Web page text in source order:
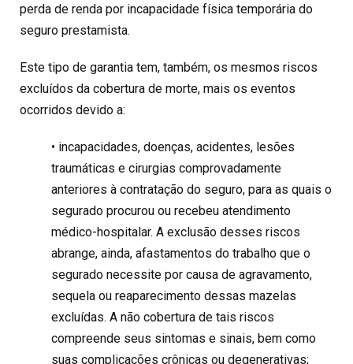
perda de renda por incapacidade física temporária do
seguro prestamista.
Este tipo de garantia tem, também, os mesmos riscos
excluídos da cobertura de morte, mais os eventos
ocorridos devido a:
• incapacidades, doenças, acidentes, lesões
traumáticas e cirurgias comprovadamente
anteriores à contratação do seguro, para as quais o
segurado procurou ou recebeu atendimento
médico-hospitalar. A exclusão desses riscos
abrange, ainda, afastamentos do trabalho que o
segurado necessite por causa de agravamento,
sequela ou reaparecimento dessas mazelas
excluídas. A não cobertura de tais riscos
compreende seus sintomas e sinais, bem como
suas complicações crônicas ou degenerativas;